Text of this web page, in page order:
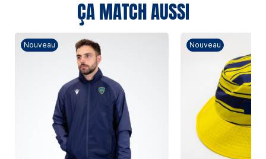
ÇA MATCH AUSSI
Nouveau Nouveau